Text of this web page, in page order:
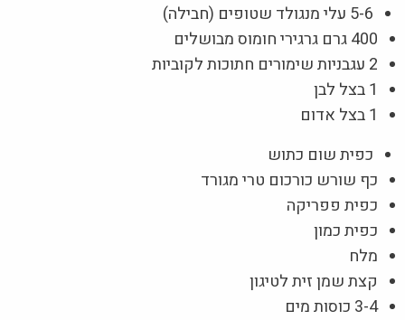
5-6 עלי מנגולד שטופים (חבילה)
400 גרם גרגירי חומוס מבושלים
2 עגבניות שימורים חתוכות לקוביות
1 בצל לבן
1 בצל אדום
כפית שום כתוש
כף שורש כורכום טרי מגורד
כפית פפריקה
כפית כמון
מלח
קצת שמן זית לטיגון
3-4 כוסות מים